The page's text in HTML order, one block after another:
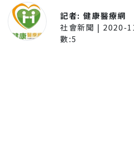
記者:健康醫療網
社會新聞 | 2020-
數:5